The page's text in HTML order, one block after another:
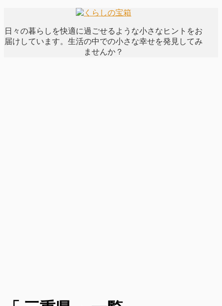
日々の暮らしを快適に過ごせるような小さなヒントをお
届けしています。生活の中での小さな幸せを発見してみ
ませんか？